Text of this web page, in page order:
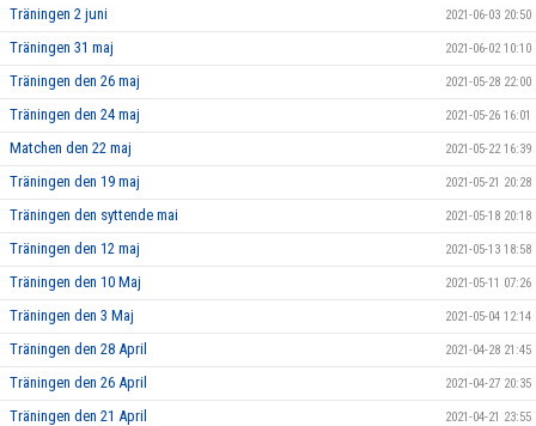
Träningen 2 juni 2021-06-03 20:50
Träningen 31 maj 2021-06-02 10:10
Träningen den 26 maj 2021-05-28 22:00
Träningen den 24 maj 2021-05-26 16:01
Matchen den 22 maj 2021-05-22 16:39
Träningen den 19 maj 2021-05-21 20:28
Träningen den syttende mai 2021-05-18 20:18
Träningen den 12 maj 2021-05-13 18:58
Träningen den 10 Maj 2021-05-11 07:26
Träningen den 3 Maj 2021-05-04 12:14
Träningen den 28 April 2021-04-28 21:45
Träningen den 26 April 2021-04-27 20:35
Träningen den 21 April 2021-04-21 23:55